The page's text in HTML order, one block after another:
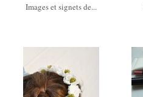
Images et signets de...